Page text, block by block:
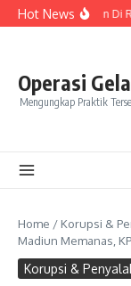
Skip to content
Hot NewsKeributan Di
Operasi
Mengungkap Praktik
Home / Korupsi &
Madiun Memanas,
Korupsi &